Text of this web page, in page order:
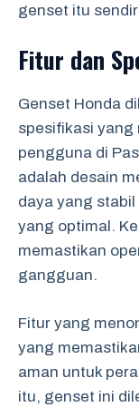
genset itu
Fitur dan
Genset Honda
spesifikasi yang
pengguna di
adalah desain
daya yang
yang optimal.
memastikan
gangguan.
Fitur yang
yang
aman untuk
itu, genset ini